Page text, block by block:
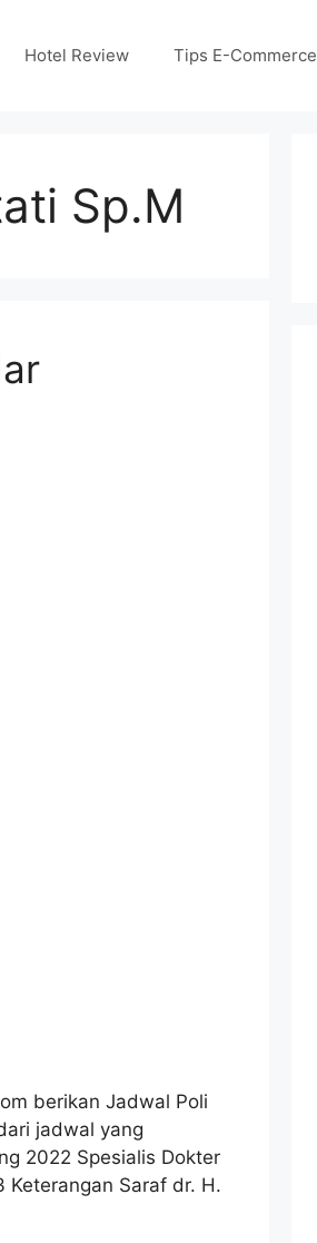
Hotel Review Tips E-Commerce
Sp.M
berikan Jadwal Poli
jadwal yang
2022 Spesialis Dokter
Keterangan Saraf dr. H.